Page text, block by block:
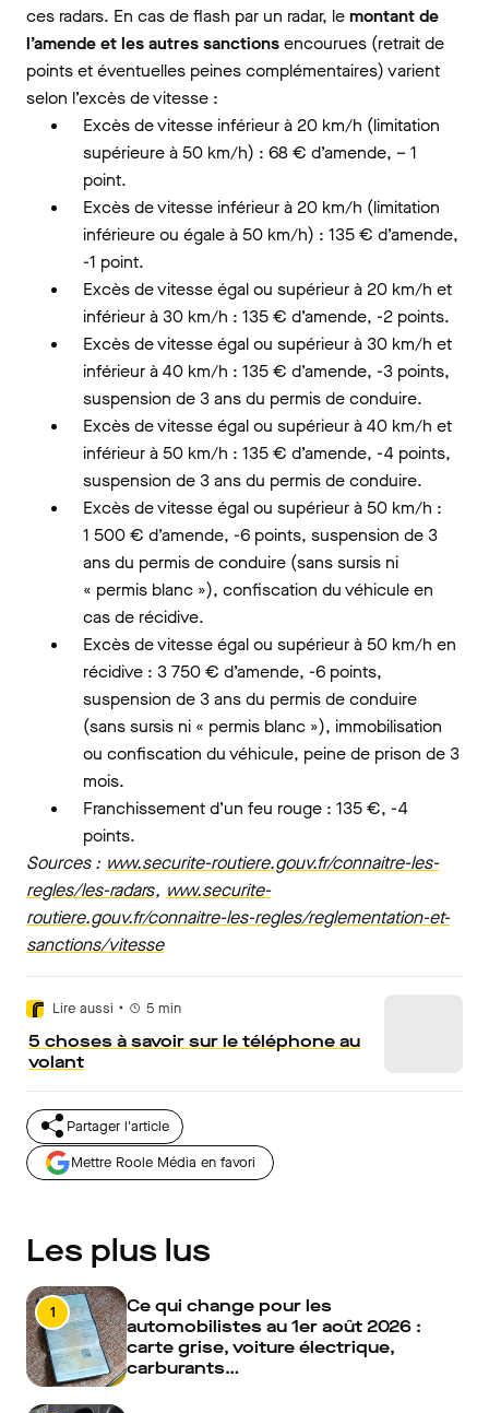
ces radars. En cas de flash par un radar, lemontant de
l’amende et les autres sanctionsencourues (retrait de
points et éventuelles peines complémentaires) varient
selon l’excès de vitesse :
Excès de vitesse inférieur à 20 km/h (limitation
supérieure à 50 km/h) : 68 € d’amende, – 1
point.
Excès de vitesse inférieur à 20 km/h (limitation
inférieure ou égale à 50 km/h) : 135 € d’amende,
-1 point.
Excès de vitesse égal ou supérieur à 20 km/h et
inférieur à 30 km/h : 135 € d’amende, -2 points.
Excès de vitesse égal ou supérieur à 30 km/h et
inférieur à 40 km/h : 135 € d’amende, -3 points,
suspension de 3 ans du permis de conduire.
Excès de vitesse égal ou supérieur à 40 km/h et
inférieur à 50 km/h : 135 € d’amende, -4 points,
suspension de 3 ans du permis de conduire.
Excès de vitesse égal ou supérieur à 50 km/h :
1 500 € d’amende, -6 points, suspension de 3
ans du permis de conduire (sans sursis ni
« permis blanc »), confiscation du véhicule en
cas de récidive.
Excès de vitesse égal ou supérieur à 50 km/h en
récidive : 3 750 € d’amende, -6 points,
suspension de 3 ans du permis de conduire
(sans sursis ni « permis blanc »), immobilisation
ou confiscation du véhicule, peine de prison de 3
mois.
Franchissement d’un feu rouge : 135 €, -4
points.
Sources : www.securite-routiere.gouv.fr/connaitre-les-
regles/les-radars, www.securite-
routiere.gouv.fr/connaitre-les-regles/reglementation-et-
sanctions/vitesse
Lire aussi • 5 min
5 choses à savoir sur le téléphone au
volant
Partager l'article
Mettre Roole Média en favori
Les plus lus
1
Ce qui change pour les
automobilistes au 1er août 2026 :
carte grise, voiture électrique,
carburants…